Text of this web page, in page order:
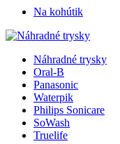
Na kohútik
Náhradné trysky
Oral-B
Panasonic
Waterpik
Philips Sonicare
SoWash
Truelife